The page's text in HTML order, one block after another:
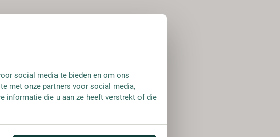
social media te bieden en om ons
met onze partners voor social media,
informatie die u aan ze heeft verstrekt of die